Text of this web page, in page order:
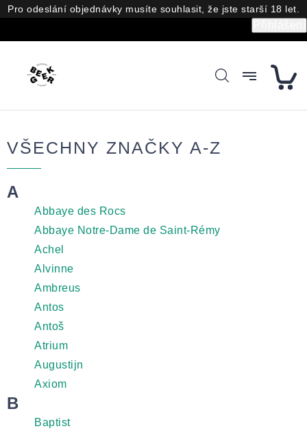
Přejít
na
Pro odeslání objednávky musíte souhlasit, že jste starší 18 let.
VŠECHNY ZNAČKY A-Z
A
Abbaye des Rocs
Abbaye Notre-Dame de Saint-Rémy
Achel
Alvinne
Ambreus
Antos
Antoš
Atrium
Augustijn
Axiom
B
Baptist